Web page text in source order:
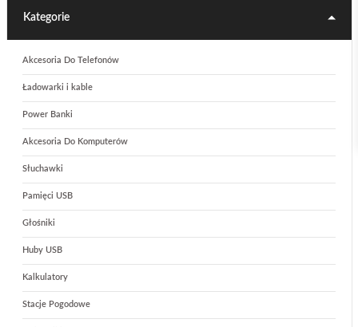
Kategorie
Akcesoria Do Telefonów
Ładowarki i kable
Power Banki
Akcesoria Do Komputerów
Słuchawki
Pamięci USB
Głośniki
Huby USB
Kalkulatory
Stacje Pogodowe